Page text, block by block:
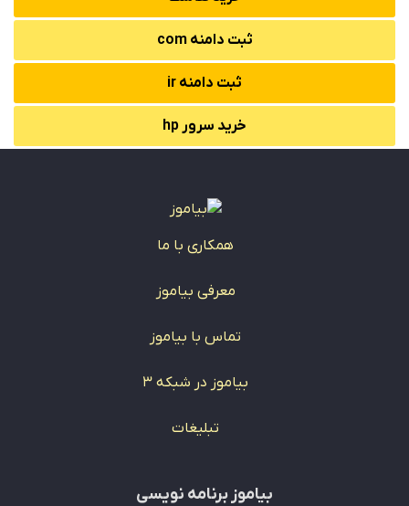
ثبت دامنه com
ثبت دامنه ir
خرید سرور hp
همکاری با ما
معرفی بیاموز
تماس با بیاموز
بیاموز در شبکه 3
تبلیغات
بیاموز برنامه نویسی